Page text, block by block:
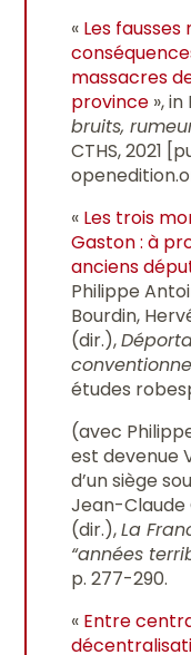
« Les
massacres
province »,
bruits,
CTHS, 2021
« Les trois
Gaston : à
anciens
Philippe
Bourdin,
(dir.),
études
(avec
est devenue
d’un siège
Jean-Claude
(dir.),La
“années
p. 277-290.
« Entre